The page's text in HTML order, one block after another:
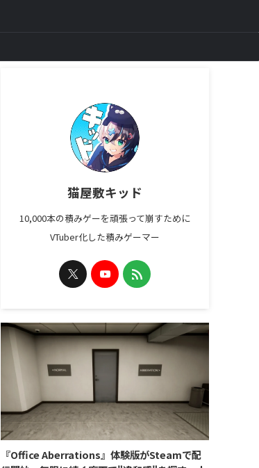
猫屋敷キッド
10,000本の積みゲーを頑張って崩すために
VTuber化した積みゲーマー
『Office Aberrations』体験版がSteamで配